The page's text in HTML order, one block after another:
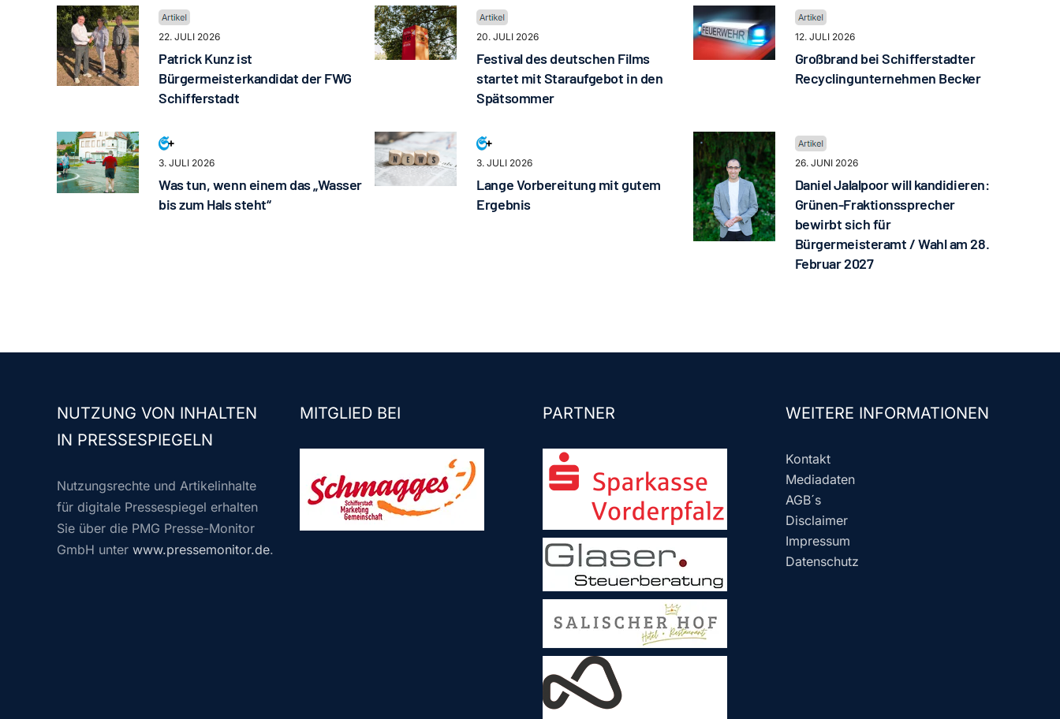
22. JULI 2026
Patrick Kunz ist
Bürgermeisterkandidat der FWG
Schifferstadt
20. JULI 2026
Festival des deutschen Films
startet mit Staraufgebot in den
Spätsommer
12. JULI 2026
Großbrand bei Schifferstadter
Recyclingunternehmen Becker
3. JULI 2026
Was tun, wenn einem das „Wasser
bis zum Hals steht“
3. JULI 2026
Lange Vorbereitung mit gutem
Ergebnis
26. JUNI 2026
Daniel Jalalpoor will kandidieren:
Grünen-Fraktionssprecher
bewirbt sich für
Bürgermeisteramt / Wahl am 28.
Februar 2027
NUTZUNG VON INHALTEN
IN PRESSESPIEGELN
Nutzungsrechte und Artikelinhalte
für digitale Pressespiegel erhalten
Sie über die PMG Presse-Monitor
GmbH unter www.pressemonitor.de.
MITGLIED BEI PARTNER WEITERE INFORMATIONEN
Kontakt
Mediadaten
AGB´s
Disclaimer
Impressum
Datenschutz